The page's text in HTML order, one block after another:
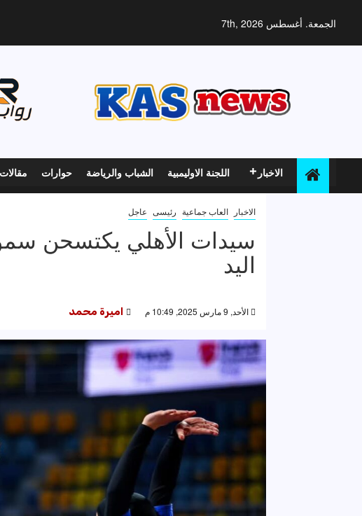
الجمعة. أغسطس 7th, 2026
الاخبار اللجنة الاوليمبية الشباب والرياضة حوارات مقالات
الاخبار العاب جماعية رئيسى عاجل
سيدات الأهلي يكتسحن
اليد
الأحد, 9 مارس 2025, 10:49 م اميرة محمد